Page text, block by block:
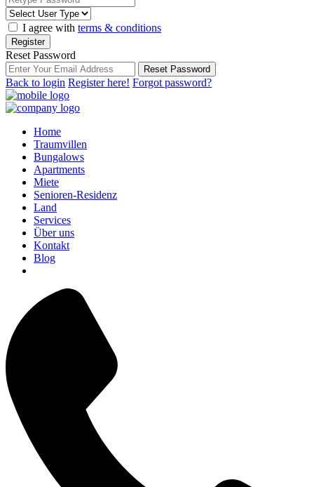
I agree with terms & conditions
Register
Reset Password
Reset Password
Back to login Register here! Forgot password?
Home
Traumvillen
Bungalows
Apartments
Miete
Senioren-Residenz
Land
Services
Über uns
Kontakt
Blog